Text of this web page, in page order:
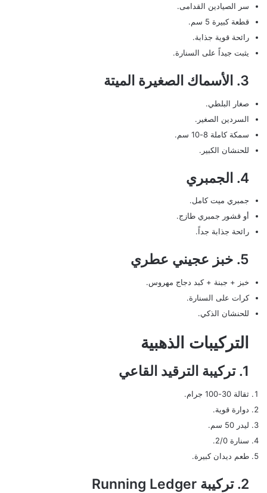
سر الصيادين القدامى.
قطعة كبيرة 5 سم.
رائحة قوية جذابة.
يثبت جيداً على السنارة.
3. الأسماك الصغيرة الميتة
صغار البلطي.
السردين الصغير.
سمكة كاملة 8-10 سم.
للحنشان الكبير.
4. الجمبري
جمبري ميت كامل.
أو قشور جمبري طازج.
رائحة جذابة جداً.
5. خبز عجيني عطري
خبز + جبنة + كبد دجاج مهروس.
كرات على السنارة.
للحنشان الذكي.
التركيبات الذهبية
1. تركيبة الترقيد القاعي
ثقالة 30-100 جرام.
دوارة قوية.
ليدر 50 سم.
سنارة 2/0.
طعم ديدان كبيرة.
2. تركيبة Running Ledger